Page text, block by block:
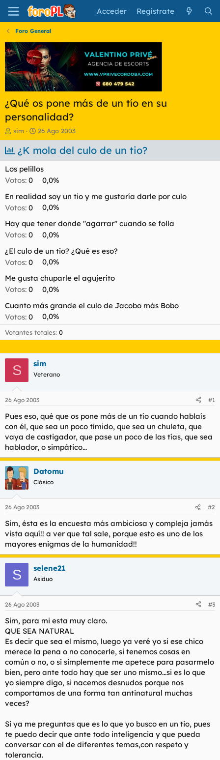
Acceder Regístrate
Foro General
¿Qué os pone más de un tío en su
personalidad?
I
n
i
c
a
d
r
d
l
t
m
a
sim
F
e
c
d
n
i
26 Ago 2003
¿K mola del culo de un tio?
Los pelillos
Votos: 0
0,0%
En realidad soy un tio y me gustaría darle por culo
Votos: 0
0,0%
Hay que tener donde "agarrar" cuando se folla
Votos: 0
0,0%
¿El culo de un tio? ¿Qué es eso?
Votos: 0
0,0%
Me gusta chuparle el agujerito
Votos: 0
0,0%
Cuanto más grande el culo de Jacobo más Bobo
Votos: 0 0,0%
Votantes totales 0
S sim
Veterano
26 Ago 2003 #1
Pues eso, qué que os pone más de un tío cuando hablaís
con él, que sea un poco tímido, que sea un chuleta, que
vaya de castigador, que pase un poco de las tías, que sea
hablador, o simpático...
Datomu
Clásico
26 Ago 2003 #2
Sim, ésta es la encuesta más ambiciosa y compleja jamás
vista aquí!! a ver que tal sale, porque esto es uno de los
mayores enigmas de la humanidad!!
S selene21
Asiduo
26 Ago 2003 #3
Sim, para mi esta muy claro.
QUE SEA NATURAL
Es decir que sea el mismo, luego ya veré yo si ese chico
merece la pena o no conocerle, si tenemos cosas en
común o no, o si simplemente me apetece para pasarmelo
bien, pero ante todo hay que ser uno mismo...si es lo que
yo siempre digo, si nacemos desnudos porque nos
comportamos de una forma tan antinatural muchas
veces?
Si ya me preguntas que es lo que yo busco en un tio, pues
te puedo decir que ante todo inteligencia y que pueda
conversar con el de diferentes temas,con respeto y
tolerancia.